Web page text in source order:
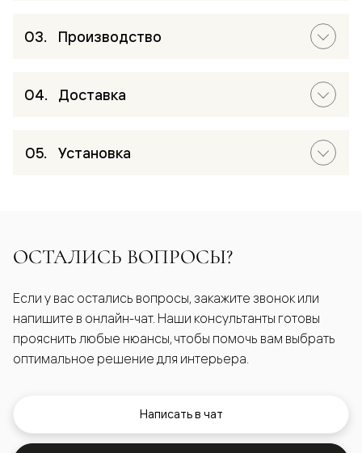
Производство
Доставка
Установка
ОСТАЛИСЬ ВОПРОСЫ?
Если у вас остались вопросы, закажите звонок или
напишите в онлайн-чат. Наши консультанты готовы
прояснить любые нюансы, чтобы помочь вам выбрать
оптимальное решение для интерьера.
Написать в чат